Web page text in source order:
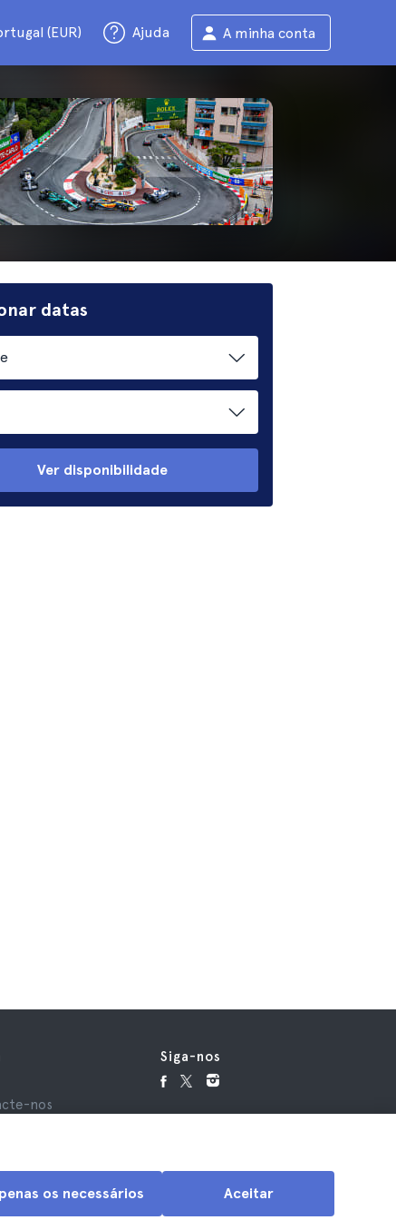
(EUR) Ajuda A minha conta
datas
Ver disponibilidade
Aceitar
os necessários
nos
Siga-nos